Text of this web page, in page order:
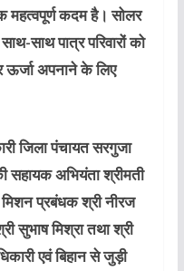
महत्वपूर्ण कदम है। सोलर
साथ पात्र परिवारों को
अपनाने के लिए
जिला पंचायत सरगुजा
सहायक अभियंता श्रीमती
मिशन प्रबंधक श्री नीरज
सुभाष मिश्रा तथा श्री
एवं बिहान से जुड़ी